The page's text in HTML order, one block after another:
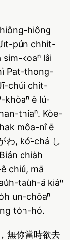
hiông
pún chhit-
koaⁿ lâi
Pat-thong-
chúi chit-
khòaⁿ ê lú-
thiaⁿ. Kòe-
môa-nî ē
わ, kó͘-chá し
chia̍h
chiú, mā
tau̍h-á kiâⁿ
un-chôaⁿ
to̍h-hó.
無你當時欲去